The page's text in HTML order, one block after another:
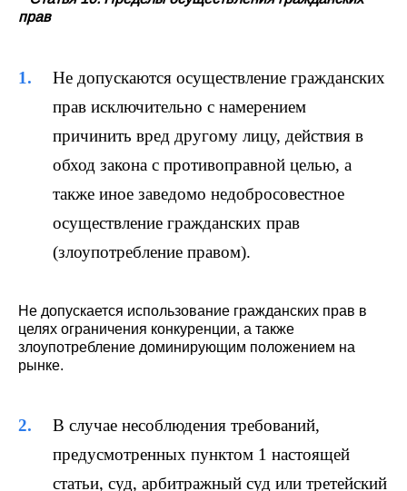
прав
Не допускаются осуществление гражданских
прав исключительно с намерением
причинить вред другому лицу, действия в
обход закона с противоправной целью, а
также иное заведомо недобросовестное
осуществление гражданских прав
(злоупотребление правом).
Не допускается использование гражданских прав в
целях ограничения конкуренции, а также
злоупотребление доминирующим положением на
рынке.
В случае несоблюдения требований,
предусмотренных пунктом 1 настоящей
статьи, суд, арбитражный суд или третейский